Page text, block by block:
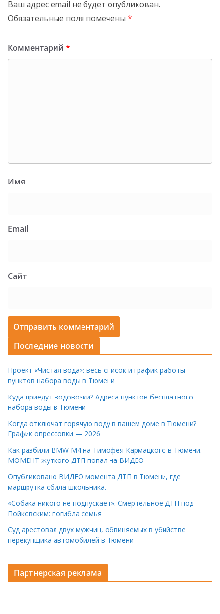
Ваш адрес email не будет опубликован.
Обязательные поля помечены *
Комментарий *
Имя
Email
Сайт
Последние новости
Проект «Чистая вода»: весь список и график работы
пунктов набора воды в Тюмени
Куда приедут водовозки? Адреса пунктов бесплатного
набора воды в Тюмени
Когда отключат горячую воду в вашем доме в Тюмени?
График опрессовки — 2026
Как разбили BMW M4 на Тимофея Кармацкого в Тюмени.
МОМЕНТ жуткого ДТП попал на ВИДЕО
Опубликовано ВИДЕО момента ДТП в Тюмени, где
маршрутка сбила школьника.
«Собака никого не подпускает». Смертельное ДТП под
Пойковским: погибла семья
Суд арестовал двух мужчин, обвиняемых в убийстве
перекупщика автомобилей в Тюмени
Партнерская реклама